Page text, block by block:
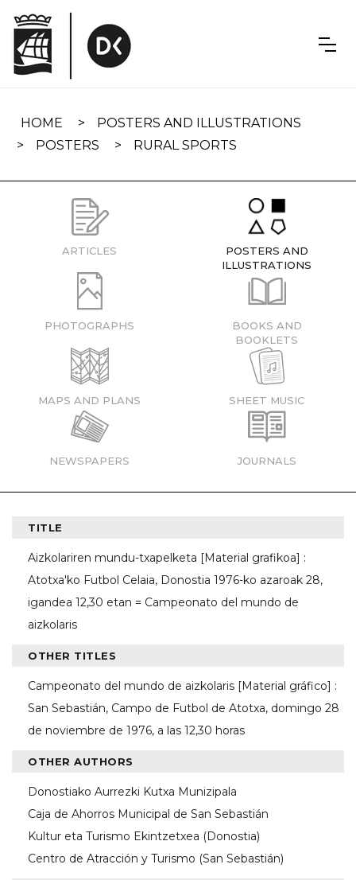
navigation
HOME
POSTERS AND ILLUSTRATIONS
POSTERS
RURAL SPORTS
ARTICLES
POSTERS AND
ILLUSTRATIONS
PHOTOGRAPHS
BOOKS AND
BOOKLETS
MAPS AND PLANS SHEET MUSIC
NEWSPAPERS JOURNALS
TITLE
Aizkolariren mundu-txapelketa [Material grafikoa] :
Atotxa'ko Futbol Celaia, Donostia 1976-ko azaroak 28,
igandea 12,30 etan = Campeonato del mundo de
aizkolaris
OTHER TITLES
Campeonato del mundo de aizkolaris [Material gráfico] :
San Sebastián, Campo de Futbol de Atotxa, domingo 28
de noviembre de 1976, a las 12,30 horas
OTHER AUTHORS
Donostiako Aurrezki Kutxa Munizipala
Caja de Ahorros Municipal de San Sebastián
Kultur eta Turismo Ekintzetxea (Donostia)
Centro de Atracción y Turismo (San Sebastián)